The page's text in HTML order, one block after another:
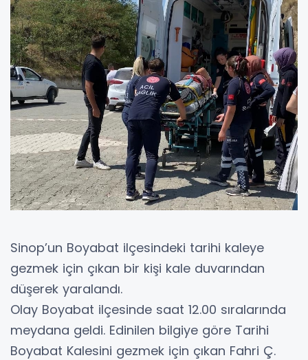
Sinop’un Boyabat ilçesindeki tarihi kaleye
gezmek için çıkan bir kişi kale duvarından
düşerek yaralandı.
Olay Boyabat ilçesinde saat 12.00 sıralarında
meydana geldi. Edinilen bilgiye göre Tarihi
Boyabat Kalesini gezmek için çıkan Fahri Ç.